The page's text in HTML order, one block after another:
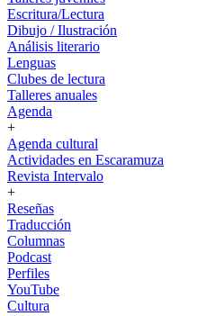
Escritura/Lectura
Dibujo / Ilustración
Análisis literario
Lenguas
Clubes de lectura
Talleres anuales
Agenda
+
Agenda cultural
Actividades en Escaramuza
Revista Intervalo
+
Reseñas
Traducción
Columnas
Podcast
Perfiles
YouTube
Cultura